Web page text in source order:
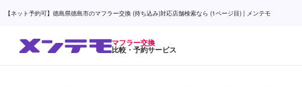
【ネット予約可】徳島県徳島市のマフラー交換 (持ち込み)対応店舗検索なら (1ページ目) | メンテモ
マフラー交換
比較・予約サービス